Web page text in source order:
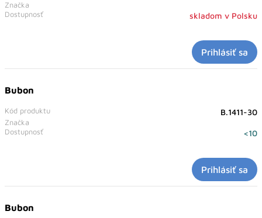
Značka
Dostupnosť skladom v Polsku
Prihlásiť sa
Bubon
Značka
Kód produktu B.1411-30
Dostupnosť <10
Prihlásiť sa
Bubon